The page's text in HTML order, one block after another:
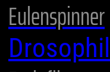
Eulenspinner